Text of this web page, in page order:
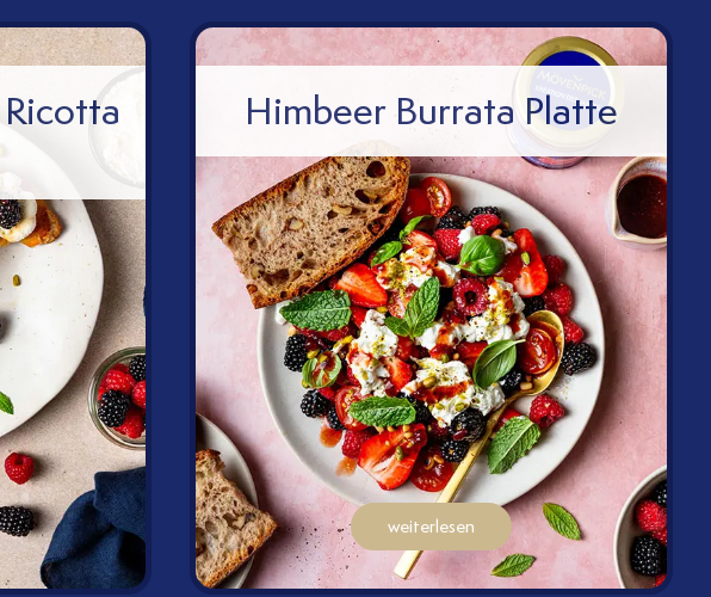
Himbeer Burrata Platte
weiterlesen